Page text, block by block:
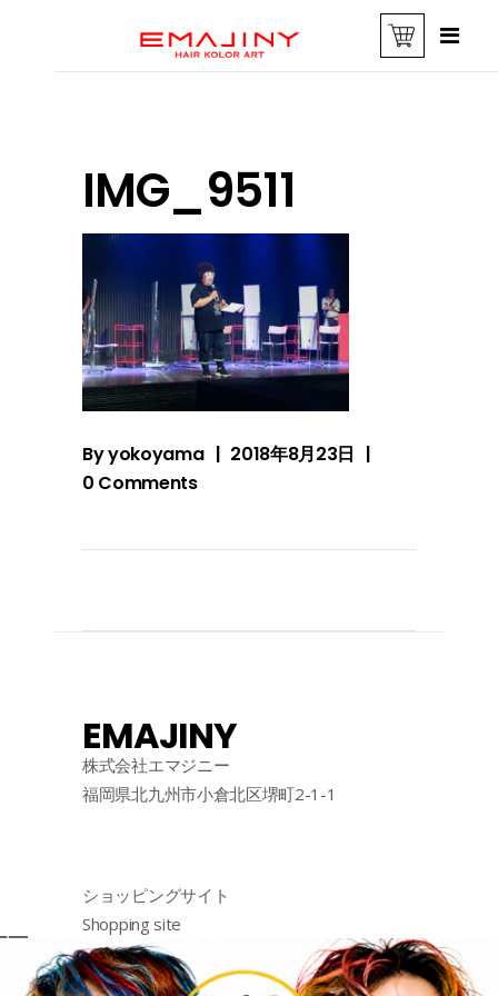
IMG_9511
Byyokoyama
2018年8月23日
0 Comments
EMAJINY
株式会社エマジニー
福岡県北九州市小倉北区堺町2-1-1
ショッピングサイト
Shopping site
购物网站
http://emajiny.jp